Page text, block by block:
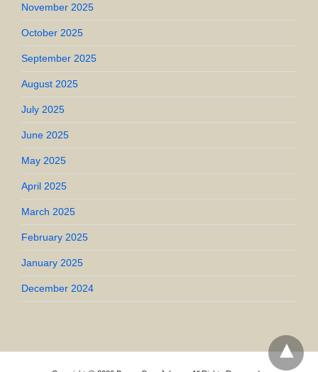
November 2025
October 2025
September 2025
August 2025
July 2025
June 2025
May 2025
April 2025
March 2025
February 2025
January 2025
December 2024